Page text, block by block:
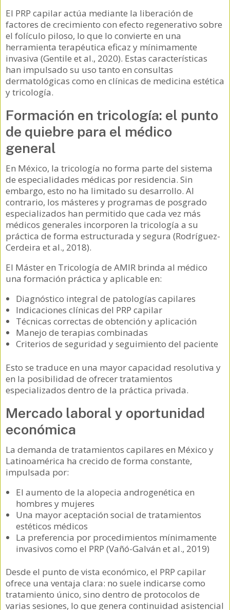
El PRP capilar actúa mediante la liberación de
factores de crecimiento con efecto regenerativo sobre
el folículo piloso, lo que lo convierte en una
herramienta terapéutica eficaz y mínimamente
invasiva (Gentile et al., 2020). Estas características
han impulsado su uso tanto en consultas
dermatológicas como en clínicas de medicina estética
y tricología.
Formación en tricología: el punto
de quiebre para el médico
general
En México, la tricología no forma parte del sistema
de especialidades médicas por residencia. Sin
embargo, esto no ha limitado su desarrollo. Al
contrario, los másteres y programas de posgrado
especializados han permitido que cada vez más
médicos generales incorporen la tricología a su
práctica de forma estructurada y segura (Rodríguez-
Cerdeira et al., 2018).
El Máster en Tricología de AMIR brinda al médico
una formación práctica y aplicable en:
Diagnóstico integral de patologías capilares
Indicaciones clínicas del PRP capilar
Técnicas correctas de obtención y aplicación
Manejo de terapias combinadas
Criterios de seguridad y seguimiento del paciente
Esto se traduce en una mayor capacidad resolutiva y
en la posibilidad de ofrecer tratamientos
especializados dentro de la práctica privada.
Mercado laboral y oportunidad
económica
La demanda de tratamientos capilares en México y
Latinoamérica ha crecido de forma constante,
impulsada por:
El aumento de la alopecia androgenética en
hombres y mujeres
Una mayor aceptación social de tratamientos
estéticos médicos
La preferencia por procedimientos mínimamente
invasivos como el PRP (Vañó-Galván et al., 2019)
Desde el punto de vista económico, el PRP capilar
ofrece una ventaja clara: no suele indicarse como
tratamiento único, sino dentro de protocolos de
varias sesiones, lo que genera continuidad asistencial